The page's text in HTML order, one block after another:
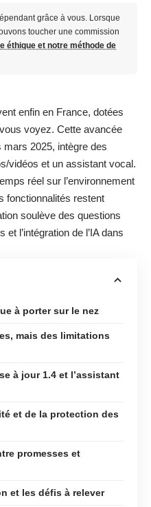
grâce à vous. Lorsque
toucher une commission
éthique et notre méthode de
enfin en France, dotées
voyez. Cette avancée
mars 2025, intègre des
vidéos et un assistant vocal.
réel sur l’environnement
fonctionnalités restent
soulève des questions
l’intégration de l’IA dans
à porter sur le nez
mais des limitations
à jour 1.4 et l’assistant
et de la protection des
promesses et
et les défis à relever